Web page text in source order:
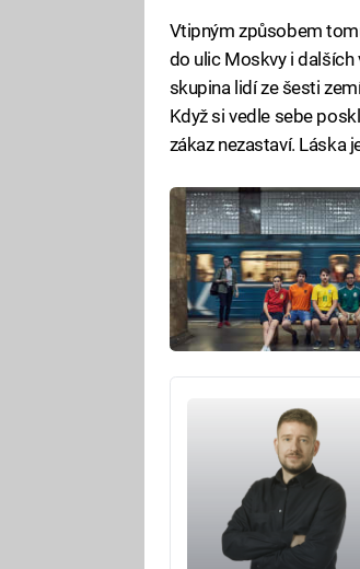
Vtipným způsobem
do ulic Moskvy i
skupina lidí ze šesti
Když si vedle sebe
zákaz nezastaví. Láska